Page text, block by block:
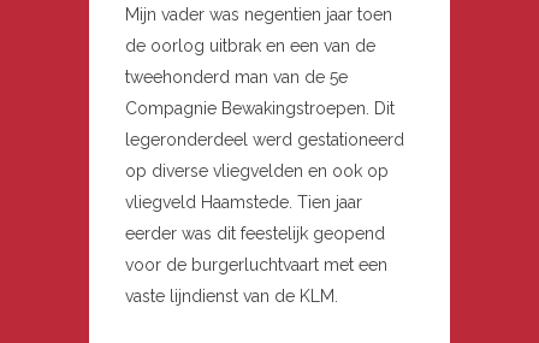
Mijn vader was negentien jaar toen
de oorlog uitbrak en een van de
tweehonderd man van de 5e
Compagnie Bewakingstroepen. Dit
legeronderdeel werd gestationeerd
op diverse vliegvelden en ook op
vliegveld Haamstede. Tien jaar
eerder was dit feestelijk geopend
voor de burgerluchtvaart met een
vaste lijndienst van de KLM.